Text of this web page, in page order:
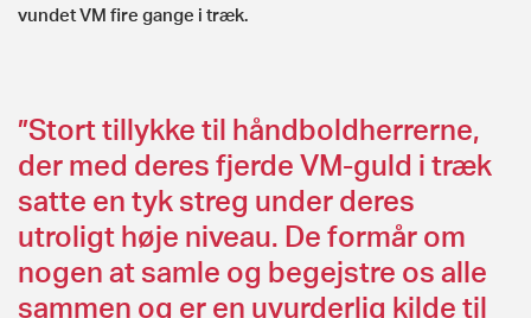
vundet VM fire gange i træk.
”Stort tillykke til håndboldherrerne,
der med deres fjerde VM-guld i træk
satte en tyk streg under deres
utroligt høje niveau. De formår om
nogen at samle og begejstre os alle
sammen og er en uvurderlig kilde til